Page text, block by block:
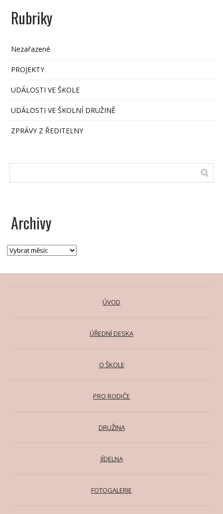
Rubriky
Nezařazené
PROJEKTY
UDÁLOSTI VE ŠKOLE
UDÁLOSTI VE ŠKOLNÍ DRUŽINĚ
ZPRÁVY Z ŘEDITELNY
Archivy
ÚVOD
ÚŘEDNÍ DESKA
O ŠKOLE
PRO RODIČE
DRUŽINA
JÍDELNA
FOTOGALERIE